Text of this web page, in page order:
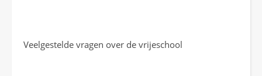
Veelgestelde vragen over de vrijeschool